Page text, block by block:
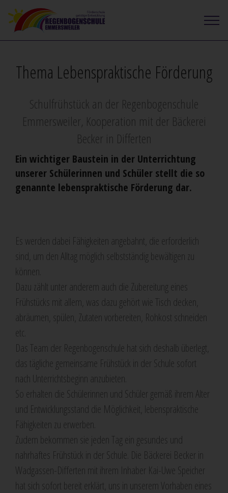
Thema Lebenspraktische Förderung
Schulfrühstück an der Regenbogenschule
Emmersweiler, Kooperation mit der Bäckerei
Becker in Differten
Ein wichtiger Baustein in der Unterrichtung
unserer Schülerinnen und Schüler stellt die so
genannte lebenspraktische Förderung dar.
Es werden dabei Fähigkeiten angebahnt, die erforderlich
sind, um den Alltag möglich selbstständig bewältigen zu
können.
Dazu zählt unter anderem auch die Zubereitung eines
Frühstücks mit allem, was dazu gehört wie Tisch decken,
abräumen, spülen, Zutaten vorbereiten, Rohkost schneiden
etc.
Das Team der Regenbogenschule hat sich deshalb überlegt,
das tägliche gemeinsame Frühstück in der Schule sofort
nach Unterrichtsbeginn anzubieten.
So erhalten die Schülerinnen und Schüler gemäß ihrem Alter
und Entwicklungsstand die Möglichkeit, lebenspraktische
Fähigkeiten zu erwerben.
Zudem bekommen sie jeden Tag ein gesundes und
nahrhaftes Frühstück in der Schule. Die Bäckerei Becker in
Wadgassen-Differten mit ihrem Inhaber Kai-Uwe Speicher
hat sich sofort bereit erklärt, uns in unserem Vorhaben eines